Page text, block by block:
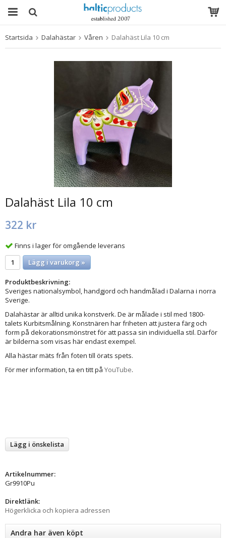
Startsida Dalahästar Våren Dalahäst Lila 10 cm
Dalahäst Lila 10 cm
322 kr
Finns i lager för omgående leverans
Lägg i varukorg »
Produktbeskrivning:
Sveriges nationalsymbol, handgjord och handmålad i Dalarna i norra
Sverige.
Dalahästar är alltid unika konstverk. De är målade i stil med 1800-
talets Kurbitsmålning. Konstnären har friheten att justera färg och
form på dekorationsmönstret för att passa sin individuella stil. Därför
är bilderna som visas här endast exempel.
Alla hästar mäts från foten till örats spets.
För mer information, ta en titt på YouTube.
Lägg i önskelista
Artikelnummer:
Gr9910Pu
Direktlänk:
Högerklicka och kopiera adressen
Andra har även köpt